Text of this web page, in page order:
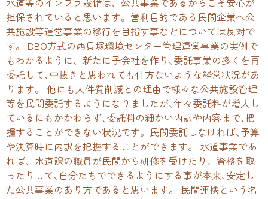
担保されていると思います。営利目的である民間企業へ公
共施設等運営事業の移行を目指す事などについては反対で
す。 DBO方式の西貝塚環境センター管理運営事業の実例で
もわかるように、新たに子会社を作り､委託事業の多くを再
委託して､中抜きと思われても仕方ないような経営状況があ
ります。 他にも人件費削減との理由で様々な公共施設管理
等を民間委託するようになりましたが､年々委託料が増大し
ているにもかかわらず､委託料の細かい内訳や内容まで､把
握することができない状況です。民間委託しなければ､予算
や決算時に内訳を把握することができます。 水道事業であ
れば、水道課の職員が民間から研修を受けたり、資格を取
ったりして､自分たちでできるようにする事が本来､安定し
た公共事業のあり方であると思います。 民間連携という名